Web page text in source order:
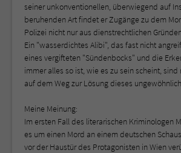
seiner unkonventionellen, überwiegend auf
beruhenden Art findet er Zugänge zu dem
Polizei nicht nur aus dienstrechtlichen
Ein "wasserdichtes Alibi", das fast nicht
eines vergifteten "Sündenbocks" und die
immer alles so ist, wie es zu sein scheint,
auf dem Weg zur Lösung dieses
Meine Meinung:
Im ersten Fall des literarischen Kriminologen
es um einen Mord an einem deutschen
vor der Haustür des Protagonisten in Wien